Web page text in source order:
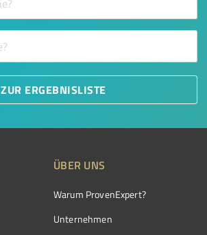
ZUR ERGEBNISLISTE
ÜBER UNS
Warum ProvenExpert?
Unternehmen